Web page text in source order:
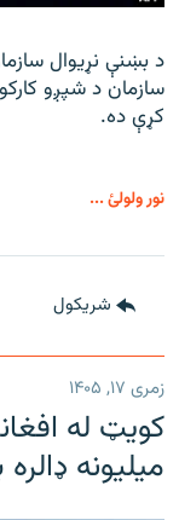
د بښنې نړیوال
سازمان د شپږو
کړې ده.
نور ولولئ ...
شريکول
زمری ۱۷, ۱۴۰۵
کویټ له
میلیونه